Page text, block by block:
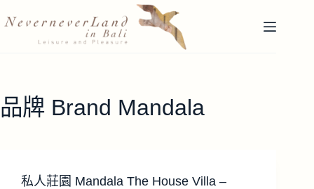
至
容
品牌 Brand Mandala
私人莊園 Mandala The House Villa –